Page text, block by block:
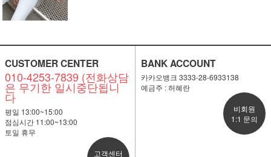
CUSTOMER CENTER
010-4253-7839 (전화상담
은 무기한 일시중단됩니
다
평일 13:00~15:00
점심시간 11:00~13:00
토일 휴무
고객센터
BANK ACCOUNT
카카오뱅크 3333-28-6933138
예금주 : 허혜란
비회원
1:1 문의